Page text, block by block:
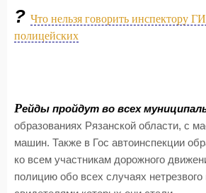
? Что нельзя говорить инспектору
полицейских
Рейды пройдут во всех
образованиях Рязанской области, с
машин. Также в Гос автоинспекции
ко всем участникам дорожного
полицию обо всех случаях